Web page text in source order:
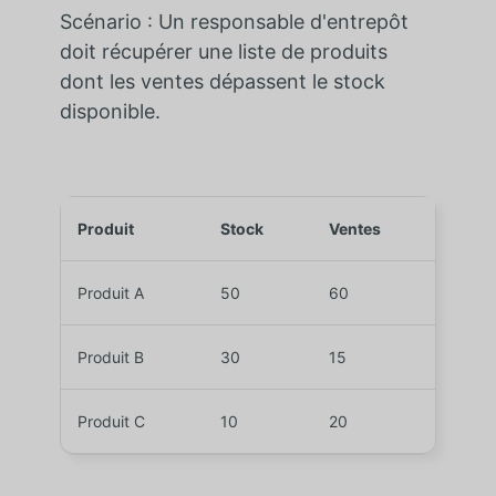
Scénario : Un responsable d'entrepôt
doit récupérer une liste de produits
dont les ventes dépassent le stock
disponible.
Produit Stock Ventes
Produit A 50 60
Produit B 30 15
Produit C 10 20